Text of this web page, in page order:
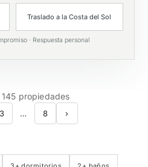
Traslado a la Costa del Sol
· Respuesta personal
propiedades
3 … 8 ›